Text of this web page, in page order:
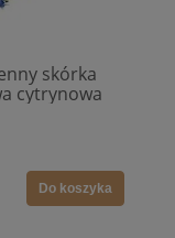
skórka
cytrynowa
Do koszyka